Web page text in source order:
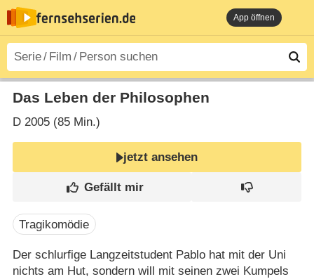
App öffnen
Das Leben der Philosophen
D2005 (85 Min.)
jetzt ansehen
Tragikomödie
Der schlurfige Langzeitstudent Pablo hat mit der Uni
nichts am Hut, sondern will mit seinen zwei Kumpels